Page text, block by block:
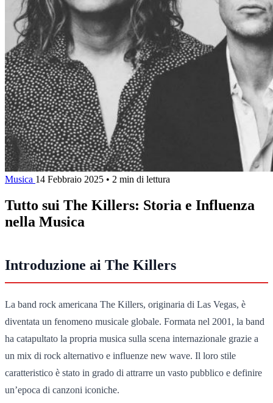
Musica 14 Febbraio 2025 • 2 min di lettura
Tutto sui The Killers: Storia e Influenza
nella Musica
Introduzione ai The Killers
La band rock americana The Killers, originaria di Las Vegas, è
diventata un fenomeno musicale globale. Formata nel 2001, la band
ha catapultato la propria musica sulla scena internazionale grazie a
un mix di rock alternativo e influenze new wave. Il loro stile
caratteristico è stato in grado di attrarre un vasto pubblico e definire
un’epoca di canzoni iconiche.